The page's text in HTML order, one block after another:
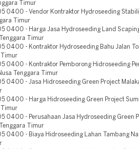
Timur
0400 - Vendor Kontraktor Hydroseeding
Timur
0400 - Harga Jasa Hydroseeding Land
Timur
0400 - Kontraktor Hydroseeding Bahu Jalan
Timur
0400 - Kontraktor Pemborong Hidroseeding
Tenggara Timur
0400 - Jasa Hidroseeding Green Project
0400 - Harga Hidroseeding Green Project
Timur
0400 - Perusahaan Jasa Hydroseeding Green
Timur
0400 - Biaya Hidroseeding Lahan Tambang